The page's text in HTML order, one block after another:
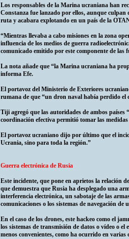
Los responsables de la Marina ucraniana han
Constanza fue lanzado por ellos, aunque
ruta y acabara explotando en un país de la
“Mientras llevaba a cabo misiones en la zona
influencia de los medios de guerra
comunicado emitido por este componente de las
La nota añade que “la Marina ucraniana ha
informa Efe.
El portavoz del Ministerio de Exteriores
rumana de que “un dron naval había perdido el
Tiji agregó que las autoridades de ambos países
coordinación efectiva permitió tomar las
El portavoz ucraniano dijo por último que el
Ucrania, sino para toda la región.”
Guerra electrónica de Rusia
Este incidente, que pone en aprietos la relación
que demuestra que Rusia ha desplegado una
interferencia electrónica, un sabotaje de las
comunicaciones o los sistemas de navegación
En el caso de los drones, este hackeo como el
los sistemas de transmisión de datos o vídeo o
menos convenientes, como ha ocurrido en varias